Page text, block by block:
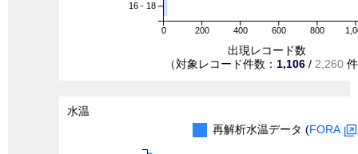
0 200 400 600 800
16 - 18
出現レコード数
（対象レコード件数： 1,106 / 2,260
水温
再解析水温データ (FORA